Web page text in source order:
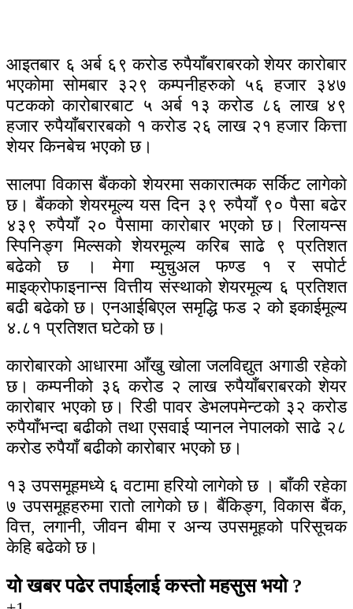
आइतबार ६ अर्ब ६९ करोड रुपैयाँबराबरको शेयर काराेबार
भएकाेमा साेमबार ३२९ कम्पनीहरुकाे ५६ हजार ३४७
पटकको कारोबारबाट ५ अर्ब १३ करोड ८६ लाख ४९
हजार रुपैयाँबरारबको १ करोड २६ लाख २१ हजार कित्ता
शेयर किनबेच भएको छ।
सालपा विकास बैंकको शेयरमा सकारात्मक सर्किट लागेकाे
छ। बैंकको शेयरमूल्य यस दिन ३९ रुपैयाँ ९० पैसा बढेर
४३९ रुपैयाँ २० पैसामा कारोबार भएको छ। रिलायन्स
स्पिनिङ्ग मिल्सको शेयरमूल्य करिब साढे ९ प्रतिशत
बढेको छ । मेगा म्युचुअल फण्ड १ र सपोर्ट
माइक्रोफाइनान्स वित्तीय संस्थाको शेयरमूल्य ६ प्रतिशत
बढी बढेको छ। एनआईबिएल समृद्धि फड २ को इकाईमूल्य
४.८१ प्रतिशत घटेको छ।
कारोबारकाे आधारमा आँखु खोला जलविद्युत अगाडी रहेकाे
छ। कम्पनीको ३६ करोड २ लाख रुपैयाँबराबरको शेयर
काराेबार भएको छ। रिडी पावर डेभलपमेन्टको ३२ करोड
रुपैयाँभन्दा बढीको तथा एसवाई प्यानल नेपालको साढे २८
करोड रुपैयाँ बढीकाे काराेबार भएकाे छ।
१३ उपसमूहमध्ये ६ वटामा हरियाे लागेकाे छ । बाँकी रहेका
७ उपसमूहहरुमा राताे लागेकाे छ। बैंकिङ्ग, विकास बैंक,
वित्त, लगानी, जीवन बीमा र अन्य उपसमूहको परिसूचक
केहि बढेको छ।
यो खबर पढेर तपाईलाई कस्तो महसुस भयो ?